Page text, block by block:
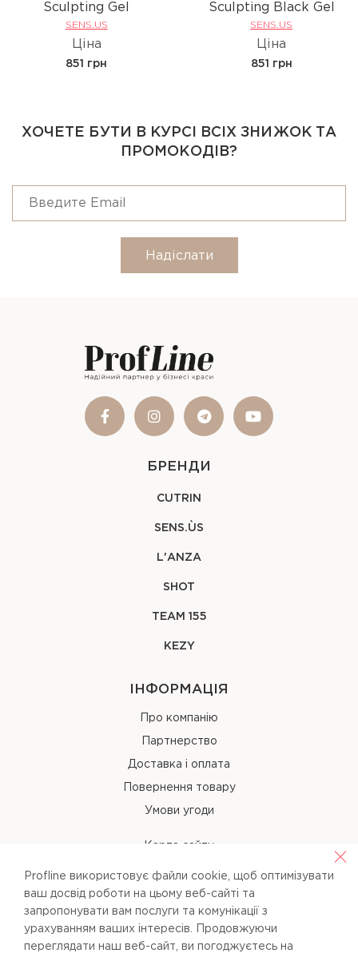
Sculpting Gel
SENS.US
Ціна
851 грн
Sculpting Black Gel
SENS.US
Ціна
851 грн
ХОЧЕТЕ БУТИ В КУРСІ ВСІХ ЗНИЖОК ТА
ПРОМОКОДІВ?
Надіслати
БРЕНДИ
CUTRIN
SENS.ÙS
L'ANZA
SHOT
TEAM 155
KEZY
ІНФОРМАЦІЯ
Про компанію
Партнерство
Доставка і оплата
Повернення товару
Умови угоди
Карта сайту
КОНТАКТИ
+38 (067) 238-97-40
info@pl-beauty.com.ua
Profline використовує файли cookie, щоб оптимізувати
ваш досвід роботи на цьому веб-сайті та
запропонувати вам послуги та комунікації з
урахуванням ваших інтересів. Продовжуючи
переглядати наш веб-сайт, ви погоджуєтесь на